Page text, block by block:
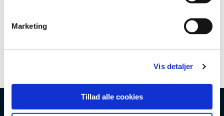
Marketing
Vis detaljer
Tillad alle cookies